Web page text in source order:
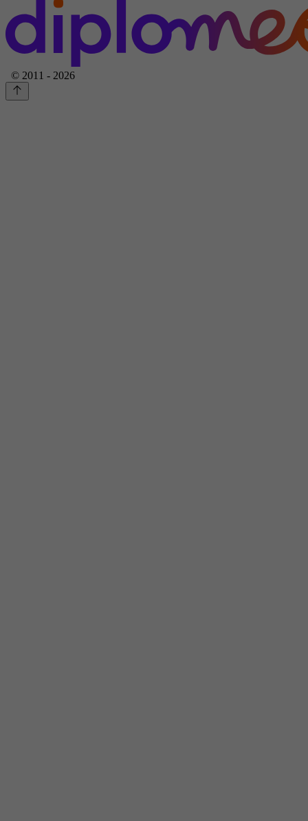
© 2011 - 2026